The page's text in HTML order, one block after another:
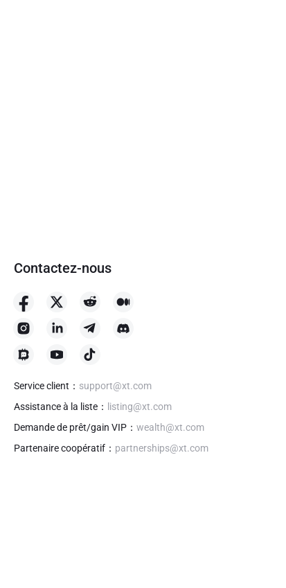
Contactez-nous
Service client ： support@xt.com
Assistance à la liste ：
listing@xt.com
Demande de prêt/gain VIP ： wealth@xt.com
Partenaire coopératif ： partnerships@xt.com